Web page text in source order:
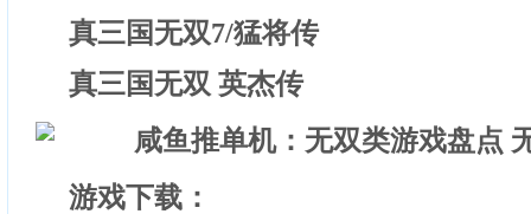
真三国无双7/猛将传
真三国无双 英杰传
游戏下载：